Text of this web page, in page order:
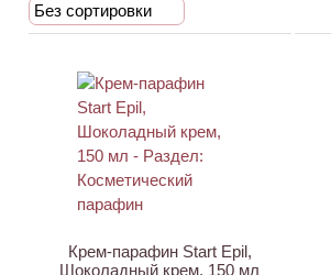
Без сортировки
Крем-парафин Start Epil,
Шоколадный крем, 150 мл